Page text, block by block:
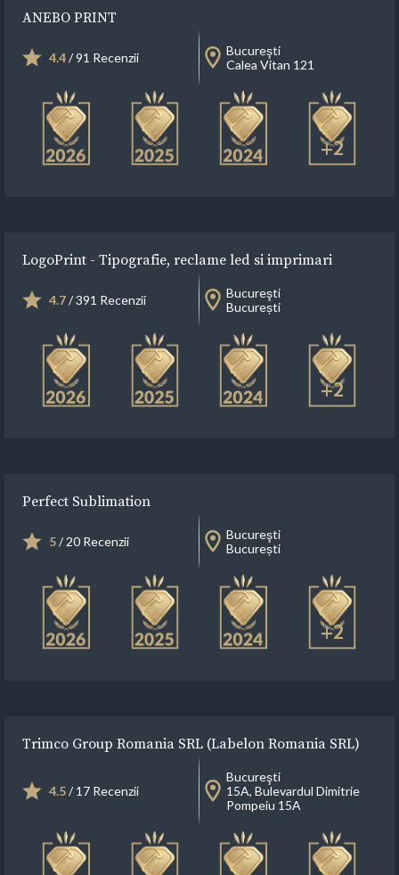
ANEBO PRINT
4.4/ 91 Recenzii
Bucureşti
Calea Vitan 121
+2
LogoPrint - Tipografie, reclame led si imprimari
4.7/ 391 Recenzii
Bucureşti
București
+2
Perfect Sublimation
5/ 20 Recenzii
Bucureşti
București
+2
Trimco Group Romania SRL (Labelon Romania SRL)
4.5/ 17 Recenzii
Bucureşti
15A, Bulevardul Dimitrie
Pompeiu 15A